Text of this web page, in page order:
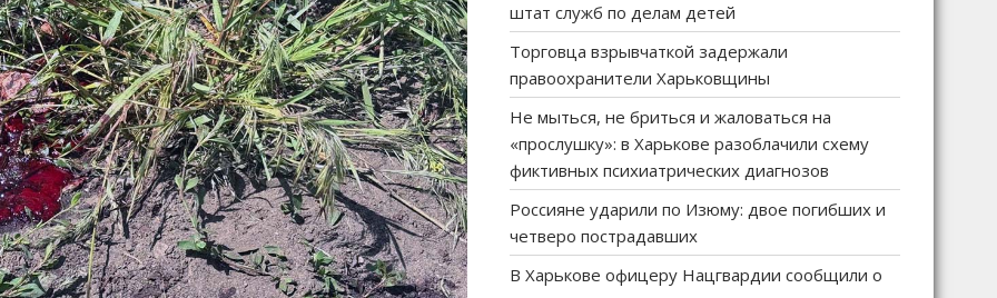
штат служб по делам детей
Торговца взрывчаткой задержали
правоохранители Харьковщины
Не мыться, не бриться и жаловаться на
«прослушку»: в Харькове разоблачили схему
фиктивных психиатрических диагнозов
Россияне ударили по Изюму: двое погибших и
четверо пострадавших
В Харькове офицеру Нацгвардии сообщили о